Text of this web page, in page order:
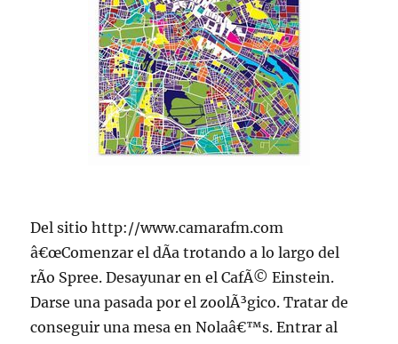
Del sitio http://www.camarafm.com
â€œComenzar el dÃ­a trotando a lo largo del
rÃ­o Spree. Desayunar en el CafÃ© Einstein.
Darse una pasada por el zoolÃ³gico. Tratar de
conseguir una mesa en Nolaâ€™s. Entrar al